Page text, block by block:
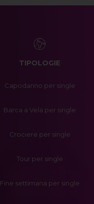
TIPOLOGIE
Capodanno per single
Barca a Vela per single
Crociere per single
Tour per single
Fine settimana per single